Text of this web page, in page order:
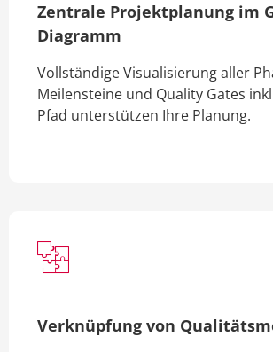
Zentrale Projektplanung im
Diagramm
Vollständige Visualisierung aller
Meilensteine und Quality Gates
Pfad unterstützen Ihre Planung.
Verknüpfung von